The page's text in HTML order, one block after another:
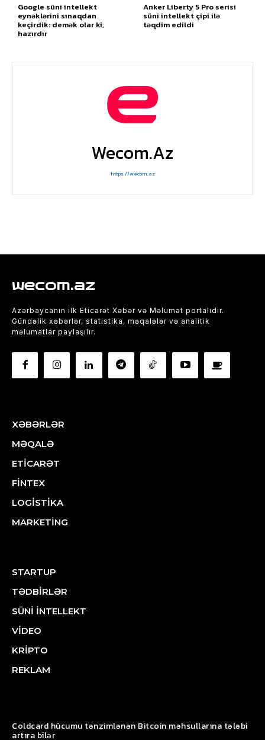
Google süni intellekt
eynəklərini sınaqdan
keçirdik: demək olar ki,
hazırdır
Anker Liberty 5 Pro serisi
süni intellekt çipi ilə
təqdim edildi
Wecom.az
https://wecom.az
wecom.az
Azərbaycanın ilk Eticarət Xəbər və Məlumat portalıdır.
Gündəlik xəbərlər, statistika, məqalələr və analitik
məlumatlar paylaşılır.
XƏBƏRLƏR
MƏQALƏ
ETİCARƏT
FİNTEX
LOGİSTİKA
MARKETİNG
STARTUP
TƏDBİRLƏR
SÜNİ İNTELLEKT
VİDEO
KRİPTO
REKLAM
Coldcard hücumu tənzimlənən Bitcoin məhsullarına tələbi
artıra bilər